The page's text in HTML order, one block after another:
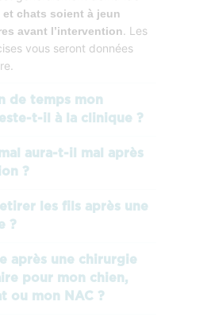
et chats soient à jeun
avant l’intervention . Les
vous seront données
de temps mon
t-il à la clinique ?
aura-t-il mal après
?
les fils après une
?
après une chirurgie
pour mon chien,
ou mon NAC ?